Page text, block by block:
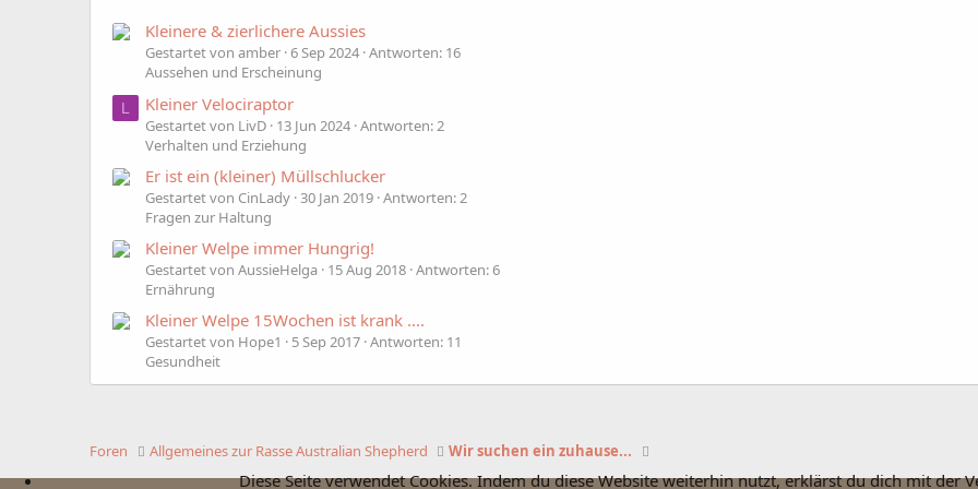
Kleinere & zierlichere Aussies
Gestartet von amber 6 Sep 2024 Antworten: 16
Aussehen und Erscheinung
L Kleiner Velociraptor
Gestartet von LivD 13 Jun 2024 Antworten: 2
Verhalten und Erziehung
Er ist ein (kleiner) Müllschlucker
Gestartet von CinLady 30 Jan 2019 Antworten: 2
Fragen zur Haltung
Kleiner Welpe immer Hungrig!
Gestartet von AussieHelga 15 Aug 2018 Antworten: 6
Ernährung
Kleiner Welpe 15Wochen ist krank ....
Gestartet von Hope1 5 Sep 2017 Antworten: 11
Gesundheit
Foren Allgemeines zur Rasse Australian Shepherd Wir suchen ein zuhause...
Diese Seite verwendet Cookies. Indem du diese Website weiterhin nutzt, erklärst du dich mit der